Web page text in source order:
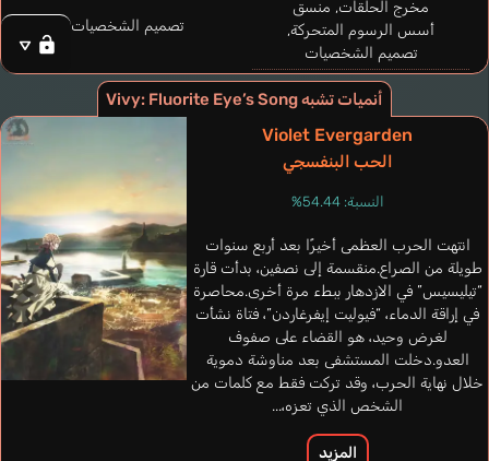
مخرج الحلقات, منسق
أسس الرسوم المتحركة,
تصميم الشخصيات
تصميم الشخصيات
de Souza Augusto
برتغالي
Fernández Dafnis
إسباني
Dr. Matsumoto
Koyasu Takehito
Komatsu Mikako
أنميات تشبه Vivy: Fluorite Eye’s Song
Violet Evergarden
الحب البنفسجي
النسبة: 54.44%
انتهت الحرب العظمى أخيرًا بعد أربع سنوات
طويلة من الصراع.منقسمة إلى نصفين، بدأت قارة
“تيليسيس” في الازدهار ببطء مرة أخرى.محاصرة
في إراقة الدماء، “فيوليت إيفرغاردن”، فتاة نشأت
لغرض وحيد، هو القضاء على صفوف
العدو.دخلت المستشفى بعد مناوشة دموية
خلال نهاية الحرب، وقد تركت فقط مع كلمات من
الشخص الذي تعزه،...
المزيد